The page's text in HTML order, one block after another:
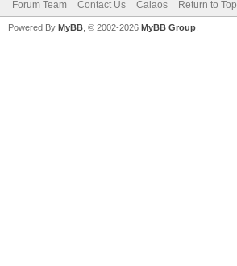
Forum Team Contact Us Calaos Return to Top
Powered By MyBB , © 2002-2026 MyBB Group